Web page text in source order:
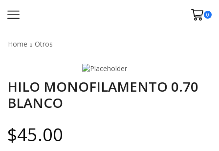
0
Home Otros
HILO MONOFILAMENTO 0.70
BLANCO
$45.00